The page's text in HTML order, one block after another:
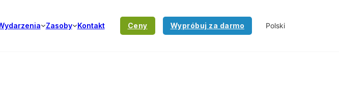
Zasoby Kontakt Ceny Wypróbuj za darmo